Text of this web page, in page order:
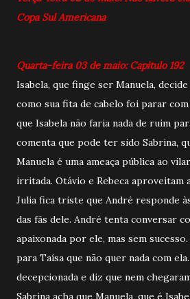
Copa Sul Americana
Quarta-feira 03 de maio: Capitulo 192
Isabela, que finge ser Manuela,
como sua fita de cabelo foi parar
que Isabela não faria nada de ruim
comenta que pode ter sido Sabrina,
Manuela é uma ameaça pública ao
irritada. Otávio e Rebeca aproveitam
Julia fica triste que André responde
das fãs dele. André tenta conversar
apaixonada por ele, mas sem
para Taísa que não quer nada com
decepcionada e diz que nem
Sabrina acha que Manuela, que é